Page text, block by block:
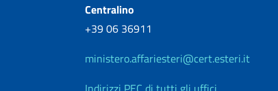
Centralino
+39 06 36911
ministero.affariesteri@cert.esteri.it